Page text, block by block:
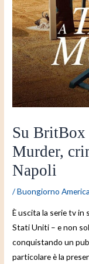
Su BritBox
Murder,
Napoli
/Buongiorno America
È uscita la serie tv in
Stati Uniti – e non
conquistando un
particolare è la